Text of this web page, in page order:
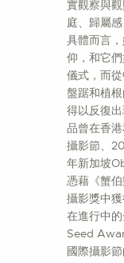
實觀察與
庭、歸屬
具體而言
仰，和它
儀式，而
盤踞和植
得以反復
品曾在香
攝影節、
年新加坡
憑藉《蟹
攝影獎中
在進行中
Seed
國際攝影節